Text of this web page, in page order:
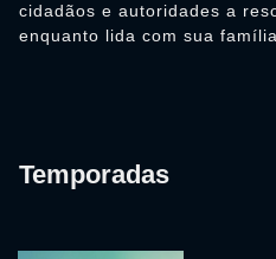
cidadãos e autoridades a
enquanto lida com sua
Temporadas